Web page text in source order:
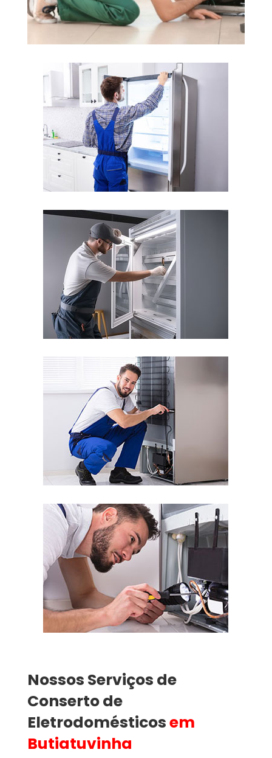
Nossos Serviços de
Conserto de
Eletrodomésticosem
Butiatuvinha